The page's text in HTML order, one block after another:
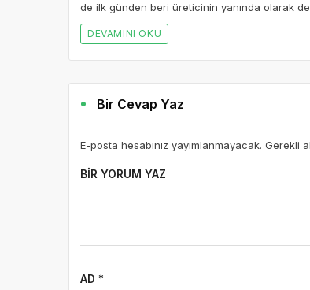
de ilk günden beri üreticinin yanında olarak
DEVAMINI OKU
Bir Cevap Yaz
E-posta hesabınız yayımlanmayacak. Gerekli
BIR YORUM YAZ
AD *